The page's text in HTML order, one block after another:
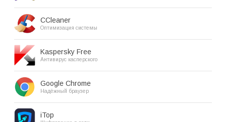
CCleaner
Оптимизация системы
Kaspersky Free
Антивирус касперского
Google Chrome
Надёжный браузер
iTop